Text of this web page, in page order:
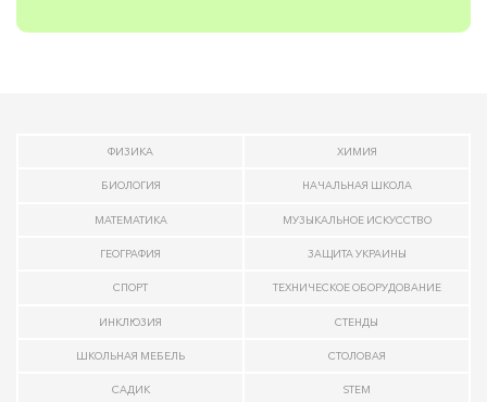
ФИЗИКА ХИМИЯ
БИОЛОГИЯ НАЧАЛЬНАЯ ШКОЛА
МАТЕМАТИКА МУЗЫКАЛЬНОЕ ИСКУССТВО
ГЕОГРАФИЯ ЗАЩИТА УКРАИНЫ
СПОРТ ТЕХНИЧЕСКОЕ ОБОРУДОВАНИЕ
ИНКЛЮЗИЯ СТЕНДЫ
ШКОЛЬНАЯ МЕБЕЛЬ СТОЛОВАЯ
САДИК STEM